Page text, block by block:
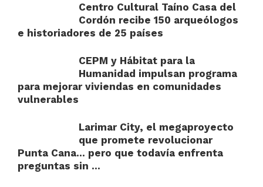
Centro Cultural Taíno Casa del
Cordón recibe 150 arqueólogos
e historiadores de 25 países
CEPM y Hábitat para la
Humanidad impulsan programa
para mejorar viviendas en comunidades
vulnerables
Larimar City, el megaproyecto
que promete revolucionar
Punta Cana… pero que todavía enfrenta
preguntas sin ...